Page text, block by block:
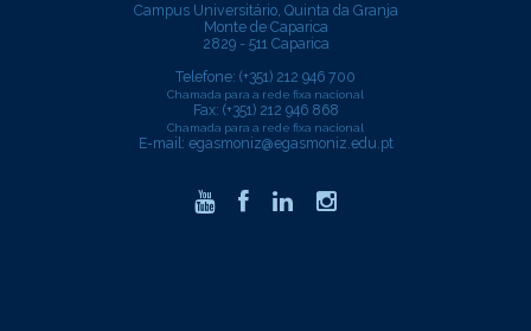
Campus Universitário, Quinta da Granja
Monte de Caparica
2829 - 511 Caparica
Telefone: (+351) 212 946 700
Chamada para a rede fixa nacional
Fax: (+351) 212 946 868
Chamada para a rede fixa nacional
E-mail: egasmoniz@egasmoniz.edu.pt